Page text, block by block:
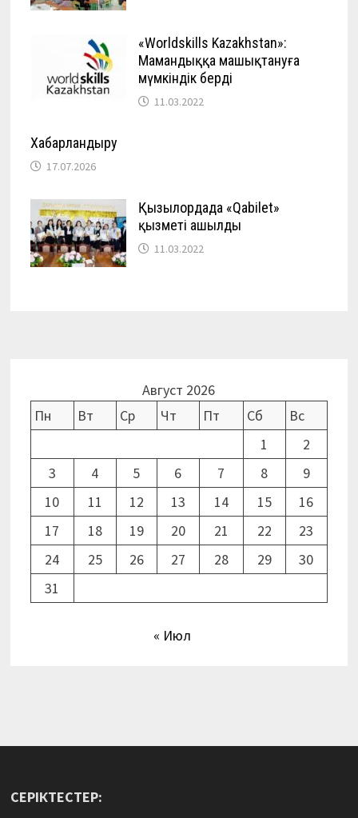
«Worldskills Kazakhstan»:
Мамандыққа машықтануға
мүмкіндік берді
11.03.2022
Хабарландыру
17.07.2026
Қызылордада «Qabilet»
қызметі ашылды
11.03.2022
Август 2026
Пн
Вт Ср Чт Пт Сб
Вс
1
2
3
4 5 6 7 8
9
10
11 12 13 14 15
16
17
18 19 20 21 22
23
24
25 26 27 28 29
30
31
« Июл
СЕРІКТЕСТЕР: